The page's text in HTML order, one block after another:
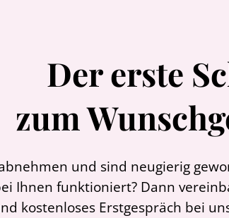
Der erste
zum
und sind neugierig
Ihnen funktioniert? Dann
kostenloses Erstgespräch bei